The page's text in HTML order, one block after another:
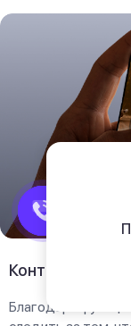
Контроль
Благодаря